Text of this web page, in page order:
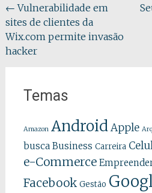
Navegação
do
post
← Vulnerabilidade em
sites de clientes da
Wix.com permite invasão
hacker
Temas
Amazon AndroidApple
busca Business Carreira
e-Commerce
Facebook Gestão